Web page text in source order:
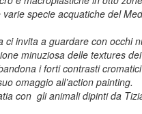
specie acquatiche del
invita a guardare con
minuziosa delle textures
i forti contrasti
omaggio all’action painting.
con gli animali dipinti da